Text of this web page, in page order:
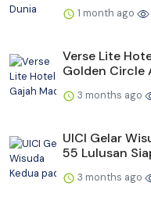
1 month ago
Verse Lite
Golden Circle
3 months ago
UICI Gelar
55 Lulusan
3 months ago